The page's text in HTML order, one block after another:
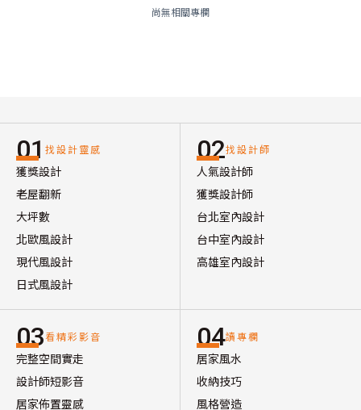
尚無相關專欄
01 找設計靈感
獲獎設計
老屋翻新
大坪數
北歐風設計
現代風設計
日式風設計
02找設計師
人氣設計師
獲獎設計師
台北室內設計
台中室內設計
高雄室內設計
03看精彩影音
完整空間實走
設計師短影音
居家佈置靈感
04讀專欄
居家風水
收納技巧
風格營造